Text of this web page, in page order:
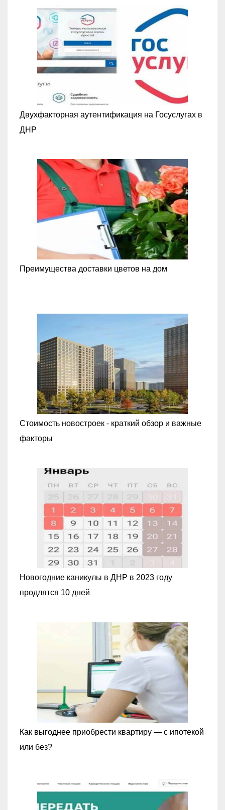
Двухфакторная аутентификация на Госуслугах в
ДНР
Преимущества доставки цветов на дом
Стоимость новостроек - краткий обзор и важные
факторы
Новогодние каникулы в ДНР в 2023 году
продлятся 10 дней
Как выгоднее приобрести квартиру — с ипотекой
или без?